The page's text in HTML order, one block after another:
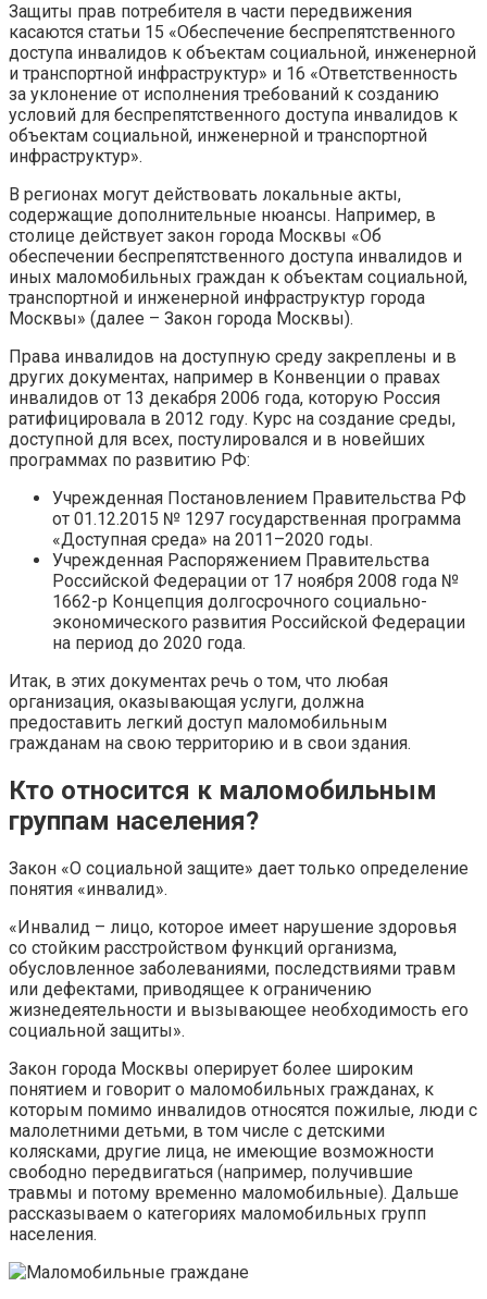
Защиты прав потребителя в части передвижения
касаются статьи 15 «Обеспечение беспрепятственного
доступа инвалидов к объектам социальной, инженерной
и транспортной инфраструктур» и 16 «Ответственность
за уклонение от исполнения требований к созданию
условий для беспрепятственного доступа инвалидов к
объектам социальной, инженерной и транспортной
инфраструктур».
В регионах могут действовать локальные акты,
содержащие дополнительные нюансы. Например, в
столице действует закон города Москвы «Об
обеспечении беспрепятственного доступа инвалидов и
иных маломобильных граждан к объектам социальной,
транспортной и инженерной инфраструктур города
Москвы» (далее – Закон города Москвы).
Права инвалидов на доступную среду закреплены и в
других документах, например в Конвенции о правах
инвалидов от 13 декабря 2006 года, которую Россия
ратифицировала в 2012 году. Курс на создание среды,
доступной для всех, постулировался и в новейших
программах по развитию РФ:
Учрежденная Постановлением Правительства РФ
от 01.12.2015 № 1297 государственная программа
«Доступная среда» на 2011–2020 годы.
Учрежденная Распоряжением Правительства
Российской Федерации от 17 ноября 2008 года №
1662-р Концепция долгосрочного социально-
экономического развития Российской Федерации
на период до 2020 года.
Итак, в этих документах речь о том, что любая
организация, оказывающая услуги, должна
предоставить легкий доступ маломобильным
гражданам на свою территорию и в свои здания.
Кто относится к маломобильным
группам населения?
Закон «О социальной защите» дает только определение
понятия «инвалид».
«Инвалид – лицо, которое имеет нарушение здоровья
со стойким расстройством функций организма,
обусловленное заболеваниями, последствиями травм
или дефектами, приводящее к ограничению
жизнедеятельности и вызывающее необходимость его
социальной защиты».
Закон города Москвы оперирует более широким
понятием и говорит о маломобильных гражданах, к
которым помимо инвалидов относятся пожилые, люди с
малолетними детьми, в том числе с детскими
колясками, другие лица, не имеющие возможности
свободно передвигаться (например, получившие
травмы и потому временно маломобильные). Дальше
рассказываем о категориях маломобильных групп
населения.